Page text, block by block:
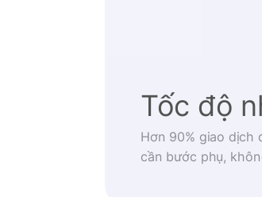
Tốc độ
Hơn 90% giao dịch
cần bước phụ,